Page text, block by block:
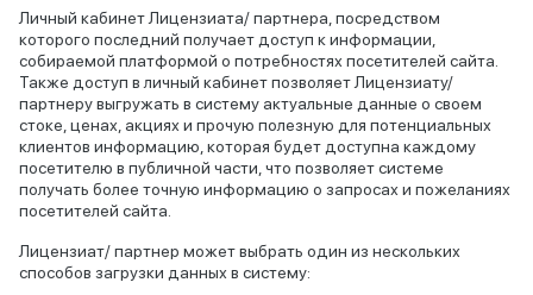
Личный кабинет Лицензиата/ партнера, посредством
которого последний получает доступ к информации,
собираемой платформой о потребностях посетителей сайта.
Также доступ в личный кабинет позволяет Лицензиату/
партнеру выгружать в систему актуальные данные о своем
стоке, ценах, акциях и прочую полезную для потенциальных
клиентов информацию, которая будет доступна каждому
посетителю в публичной части, что позволяет системе
получать более точную информацию о запросах и пожеланиях
посетителей сайта.
Лицензиат/ партнер может выбрать один из нескольких
способов загрузки данных в систему: